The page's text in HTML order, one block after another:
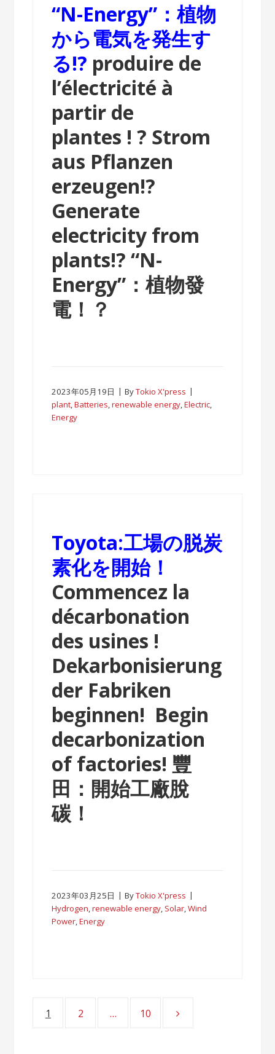
“N-Energy”：植物
から電気を発生す
る!? produire de
l’électricité à
partir de
plantes ! ? Strom
aus Pflanzen
erzeugen!?
Generate
electricity from
plants!? “N-
Energy”：植物發
電！？
2023年05月19日 ByTokio X'press
plant,Batteries,renewable energy,Electric,
Energy
Toyota:工場の脱炭
素化を開始！
Commencez la
décarbonation
des usines !
Dekarbonisierung
der Fabriken
beginnen! Begin
decarbonization
of factories! 豐
田：開始工廠脫
碳！
2023年03月25日 ByTokio X'press
Hydrogen,renewable energy, Solar,Wind
Power,Energy
Page
1 Page
2 … Page
10